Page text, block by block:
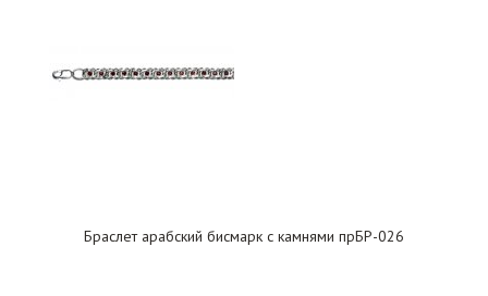
Браслет арабский бисмарк с камнями прБР-026